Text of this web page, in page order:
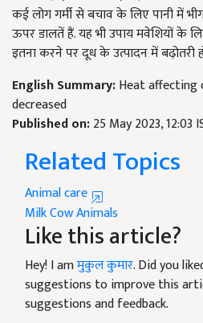
कई लोग गर्मी से बचाव के लिए पानी में
ऊपर डालतें हैं. यह भी उपाय मवेशियों के
इतना करने पर दूध के उत्पादन में बढ़ोतरी
English Summary:Heat
decreased
Published on:25 May 2023, 12:03
Related Topics
Animal care
MilkCowAnimals
Like this article?
Hey! I amमुकुल कुमार. Did you
suggestions to improve this
suggestions and feedback.